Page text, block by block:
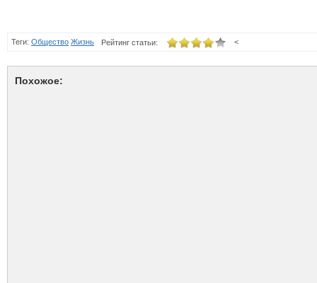
Теги: Общество Жизнь <
Рейтинг статьи:
Похожое: